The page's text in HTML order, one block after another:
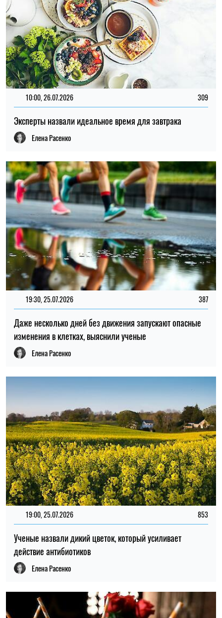
10:00, 26.07.2026 309
Эксперты назвали идеальное время для завтрака
Елена Расенко
19:30, 25.07.2026 387
Даже несколько дней без движения запускают опасные
изменения в клетках, выяснили ученые
Елена Расенко
19:00, 25.07.2026 853
Ученые назвали дикий цветок, который усиливает
действие антибиотиков
Елена Расенко